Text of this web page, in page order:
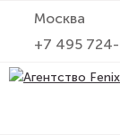
Москва
+7 495